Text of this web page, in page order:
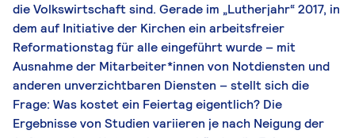
die Volkswirtschaft sind. Gerade im „Lutherjahr“ 2017, in
dem auf Initiative der Kirchen ein arbeitsfreier
Reformationstag für alle eingeführt wurde – mit
Ausnahme der Mitarbeiter*innen von Notdiensten und
anderen unverzichtbaren Diensten – stellt sich die
Frage: Was kostet ein Feiertag eigentlich? Die
Ergebnisse von Studien variieren je nach Neigung der